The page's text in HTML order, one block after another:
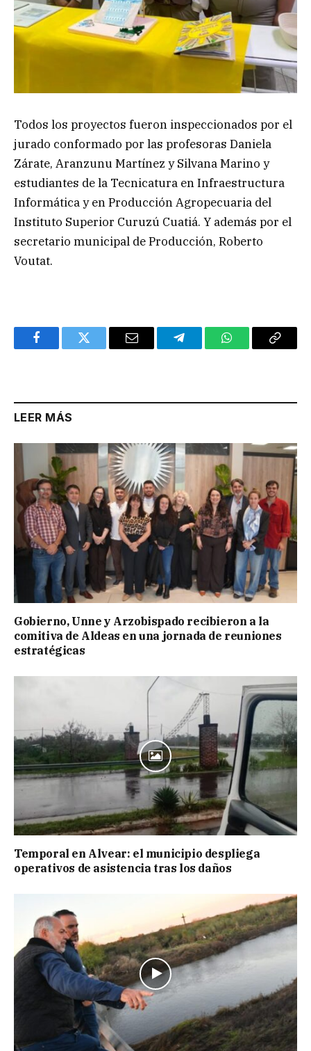
Todos los proyectos fueron inspeccionados por el
jurado conformado por las profesoras Daniela
Zárate, Aranzunu Martínez y Silvana Marino y
estudiantes de la Tecnicatura en Infraestructura
Informática y en Producción Agropecuaria del
Instituto Superior Curuzú Cuatiá. Y además por el
secretario municipal de Producción, Roberto
Voutat.
FacebookTwitter Email TelegramWhatsAppCopy
LEER MÁS
Gobierno, Unne y Arzobispado recibieron a la
comitiva de Aldeas en una jornada de reuniones
estratégicas
Temporal en Alvear: el municipio despliega
operativos de asistencia tras los daños